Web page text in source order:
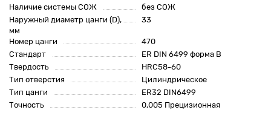
Наличие системы СОЖ
без СОЖ
Наружный диаметр цанги (D),
мм
33
Номер цанги
470
Стандарт
ER DIN 6499 форма B
Твердость
HRC58-60
Тип отверстия
Цилиндрическое
Тип цанги
ER32 DIN6499
Точность
0,005 Прецизионная